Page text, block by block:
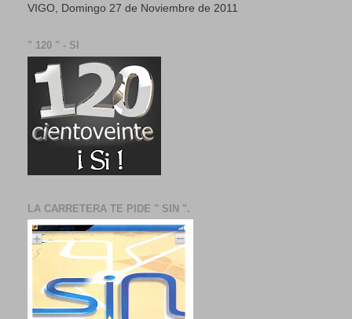
VIGO, Domingo 27 de Noviembre de 2011
" 120 " - SI
LA CARRETERA TE PIDE " SIN ".